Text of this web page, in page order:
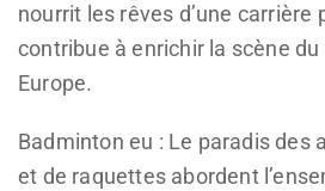
nourrit les rêves d’une carrière
contribue à enrichir la scène
Europe.
Badminton eu : Le paradis des
et de raquettes abordent